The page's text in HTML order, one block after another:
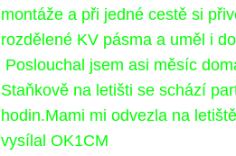
montáže a při jedné cestě si
rozdělené KV pásma a uměl i
Poslouchal jsem asi měsíc
Staňkově na letišti se schází
hodin.Mami mi odvezla na
vysílal OK1CM